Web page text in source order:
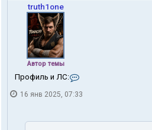
truth1one
Автор темы
Профиль и ЛС:
н
к
16 янв 2025, 07:33